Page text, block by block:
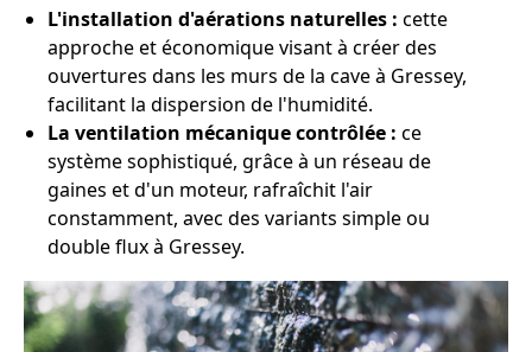
L'installation d'aérations naturelles : cette
approche et économique visant à créer des
ouvertures dans les murs de la cave à Gressey,
facilitant la dispersion de l'humidité.
La ventilation mécanique contrôlée : ce
système sophistiqué, grâce à un réseau de
gaines et d'un moteur, rafraîchit l'air
constamment, avec des variants simple ou
double flux à Gressey.